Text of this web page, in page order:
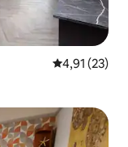
Scor mediu
4,91 (23)